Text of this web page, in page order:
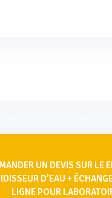
UN DEVIS SUR LE
D’EAU +
LIGNE POUR